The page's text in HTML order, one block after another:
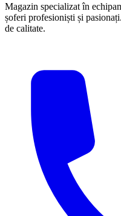
Magazin specializat în
șoferi profesioniști și
de calitate.